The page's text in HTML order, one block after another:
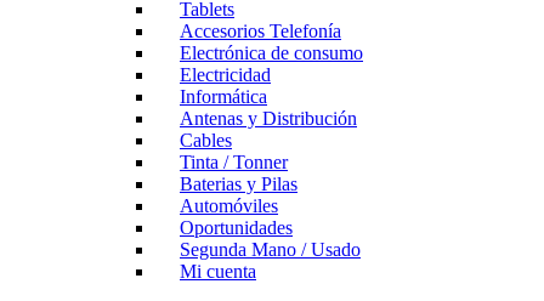
Tablets
Accesorios Telefonía
Electrónica de consumo
Electricidad
Informática
Antenas y Distribución
Cables
Tinta / Tonner
Baterias y Pilas
Automóviles
Oportunidades
Segunda Mano / Usado
Mi cuenta